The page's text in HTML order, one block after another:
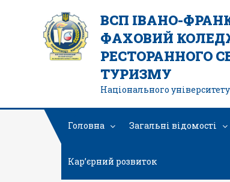
ВСП ІВАНО-
ФАХОВИЙ
РЕСТОРАННОГО
ТУРИЗМУ
Національного
Головна Загальні відомості
Кар’єрний розвиток